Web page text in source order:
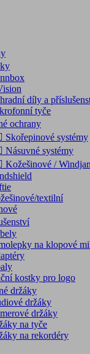
díly a
tyče
ochrany
Skořepinové systémy
Násuvné systémy
Kožešinové /
textilní
na klopové
kostky pro logo
držáky
držáky
držáky
na tyče
na rekordéry